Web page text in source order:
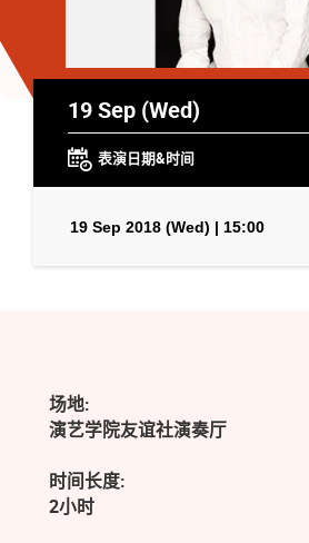
19 Sep (Wed)
表演日期&时间
19 Sep 2018 (Wed) | 15:00
场地:
演艺学院友谊社演奏厅
时间长度:
2小时